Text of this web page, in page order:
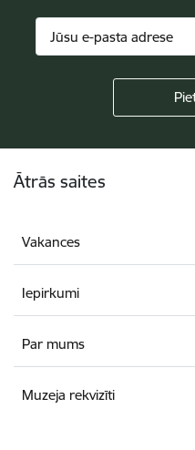
Ātrās saites
Vakances
Iepirkumi
Par mums
Muzeja rekvizīti